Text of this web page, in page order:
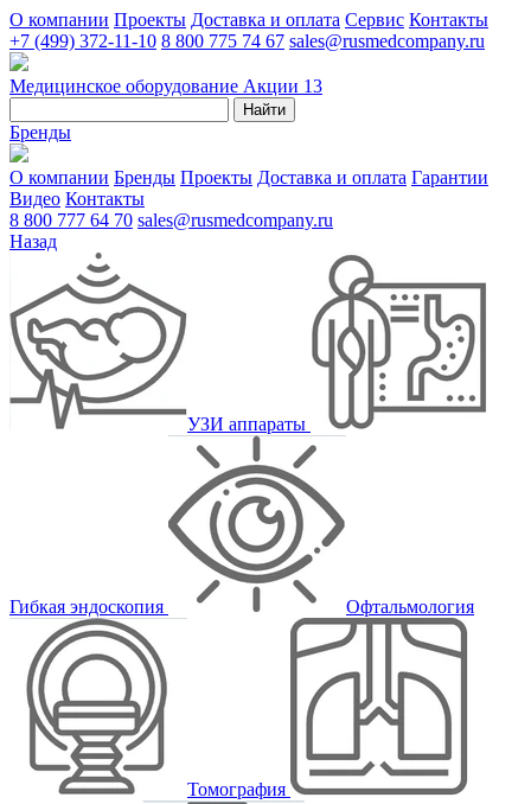
О компании Проекты Доставка и оплата Сервис Контакты
+7 (499) 372-11-10 8 800 775 74 67 sales@rusmedcompany.ru
Медицинское оборудование Акции 13
Найти
Бренды
О компании Бренды Проекты Доставка и оплата Гарантии
Видео Контакты
8 800 777 64 70 sales@rusmedcompany.ru
Назад
УЗИ аппараты
Гибкая эндоскопия Офтальмология
Томография